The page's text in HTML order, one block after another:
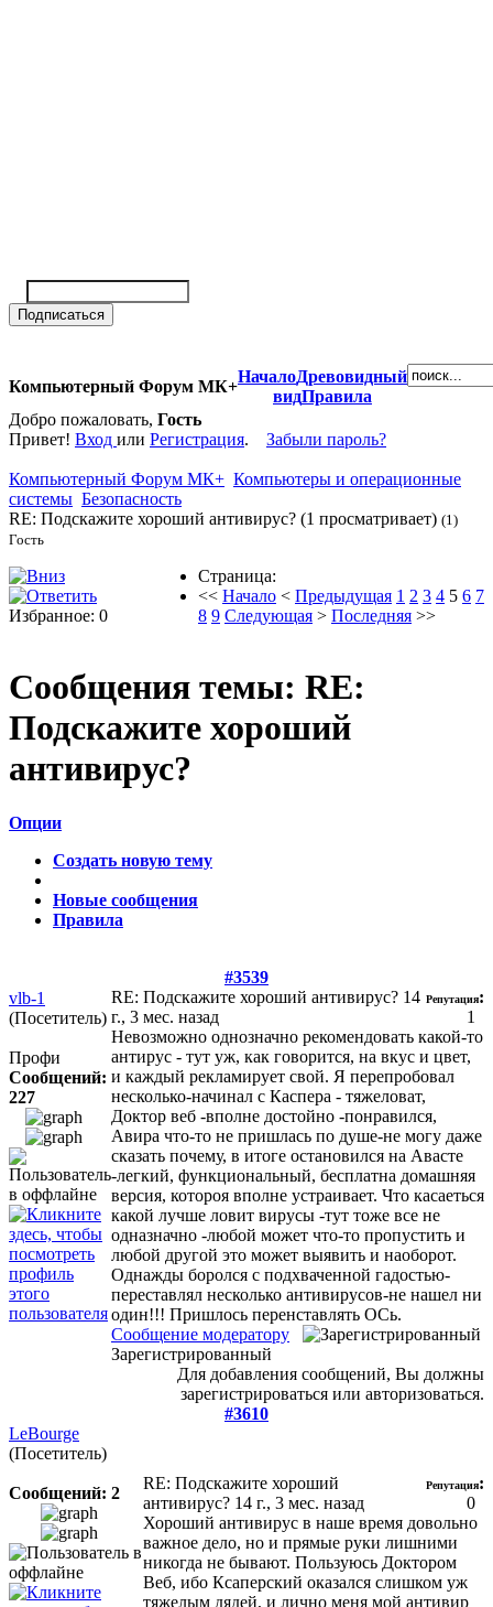
Компьютерный Форум МК+
НачалоДревовидный
видПравила
Добро пожаловать, Гость
Привет! Вход или Регистрация. Забыли пароль?
Компьютерный Форум МК+ Компьютеры и операционные
системы Безопасность
RE: Подскажите хороший антивирус? (1 просматривает) (1)
Гость
Избранное: 0
Страница:
<< Начало < Предыдущая 1 2 3 4 5 6 7
8 9 Следующая > Последняя >>
Сообщения темы: RE:
Подскажите хороший
антивирус?
Опции
Создать новую тему
Новые сообщения
Правила
#3539
vlb-1
(Посетитель)
Профи
Сообщений:
227
RE: Подскажите хороший антивирус? 14
г., 3 мес. назад
Репутация:
1
Невозможно однозначно рекомендовать какой-то
антирус - тут уж, как говорится, на вкус и цвет,
и каждый рекламирует свой. Я перепробовал
несколько-начинал с Каспера - тяжеловат,
Доктор веб -вполне достойно -понравился,
Авира что-то не пришлась по душе-не могу даже
сказать почему, в итоге остановился на Авасте
-легкий, функциональный, бесплатна домашняя
версия, котороя вполне устраивает. Что касаеться
какой лучше ловит вирусы -тут тоже все не
одназначно -любой может что-то пропустить и
любой другой это может выявить и наоборот.
Однажды боролся с подхваченной гадостью-
переставлял несколько антивирусов-не нашел ни
один!!! Пришлось перенставлять ОСь.
Сообщение модератору
Зарегистрированный
Для добавления сообщений, Вы должны
зарегистрироваться или авторизоваться.
#3610
LeBourge
(Посетитель)
Сообщений: 2
RE: Подскажите хороший
антивирус? 14 г., 3 мес. назад
Репутация:
0
Хороший антивирус в наше время довольно
важное дело, но и прямые руки лишними
никогда не бывают. Пользуюсь Доктором
Веб, ибо Ксаперский оказался слишком уж
тяжелым дядей, и лично меня мой антивир